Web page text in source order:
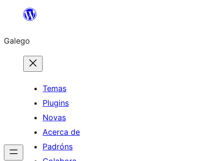
Saltar
contido
Galego
Temas
Plugins
Novas
Acerca de
Padróns